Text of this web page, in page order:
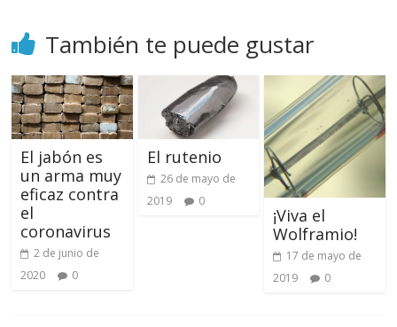
También te puede gustar
El jabón es
un arma muy
eficaz contra
el
coronavirus
2 de junio de
2020
0
El rutenio
26 de mayo de
2019
0
¡Viva el
Wolframio!
17 de mayo de
2019
0